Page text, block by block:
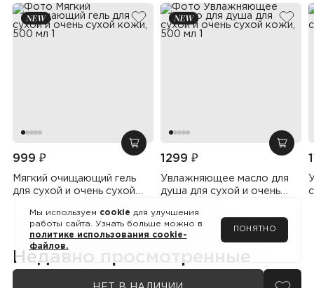
добавить в избранное
добавить в корзину
999 ₽
Мягкий очищающий гель
для сухой и очень сухой
1299 ₽
Увлажняющее масло для
душа для сухой и очень
Недавно просмотренные
Мы используем cookie для улучшения
работы сайта. Узнать больше можно в
политике использования cookie-
файлов.
ПОНЯТНО